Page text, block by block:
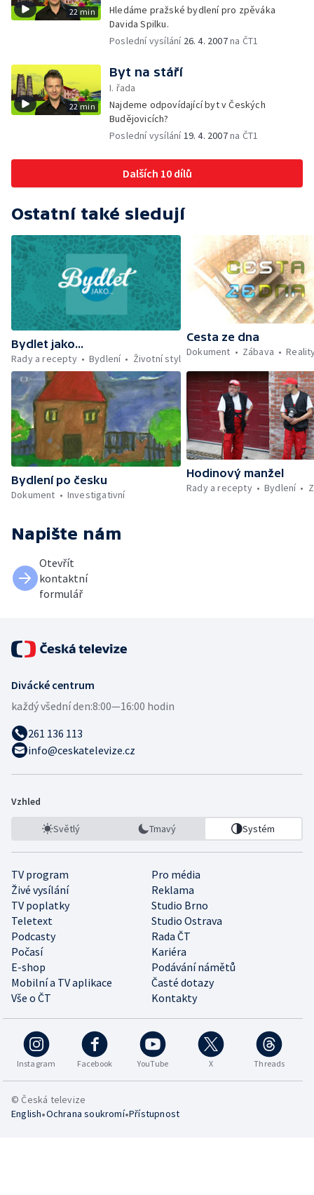
22 min
Hledáme pražské bydlení pro zpěváka
Davida Spilku.
Poslední vysílání 26. 4. 2007na ČT1
22 min
Byt na stáří
I. řada
Najdeme odpovídající byt v Českých
Budějovicích?
Poslední vysílání19. 4. 2007na ČT1
Dalších 10 dílů
Ostatní také sledují
Bydlet jako...
Rady a recepty
Bydlení Životní styl
Cesta ze dna
Dokument
Zábava
Bydlení po česku
Dokument
Investigativní
Hodinový manžel
Rady a recepty
Bydlení
Napište nám
Otevřít
kontaktní
formulář
Divácké centrum
každý všední den:8:00—16:00 hodin
261 136 113
info@ceskatelevize.cz
Vzhled
Světlý Tmavý Systém
TV program
Pro média
Živé vysílání
Reklama
TV poplatky
Studio Brno
Teletext
Studio Ostrava
Podcasty
Rada ČT
Počasí
Kariéra
E-shop
Podávání námětů
Mobilní a TV aplikace
Časté dotazy
Vše o ČT
Kontakty
Instagram Facebook YouTube X Threads
© Česká televize
English•Ochrana soukromí•Přístupnost